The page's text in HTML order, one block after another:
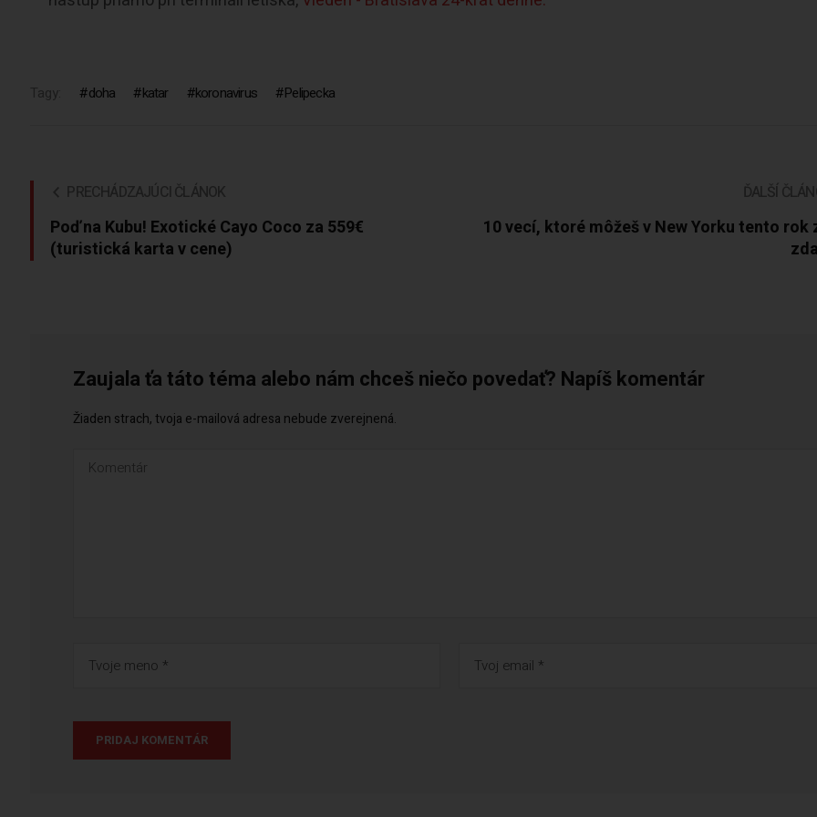
Tagy: doha katar koronavirus Pelipecka
PRECHÁDZAJÚCI ČLÁNOK
Poď na Kubu! Exotické Cayo Coco za 559€
(turistická karta v cene)
ĎALŠÍ
10 vecí, ktoré môžeš v New Yorku tento rok
Zaujala ťa táto téma alebo nám chceš niečo povedať? Napíš komentár
Žiaden strach, tvoja e-mailová adresa nebude zverejnená.